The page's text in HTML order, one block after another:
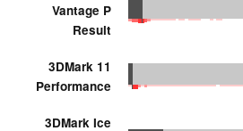
Vantage P
Result
3DMark 11
Performance
3DMark Ice